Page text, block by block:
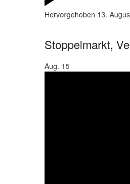
Hervorgehoben 13.
Stoppelmarkt,
Aug. 15